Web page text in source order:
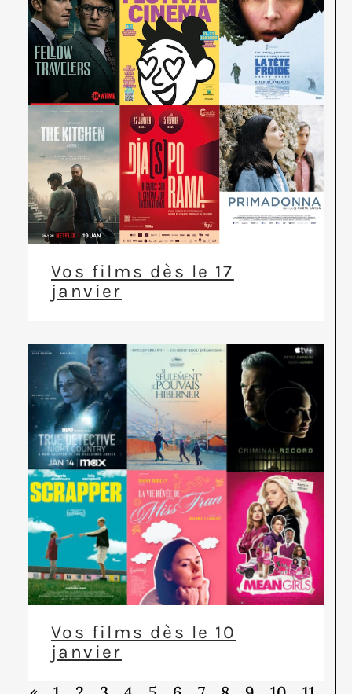
Vos films dès le 17
janvier
Vos films dès le 10
janvier